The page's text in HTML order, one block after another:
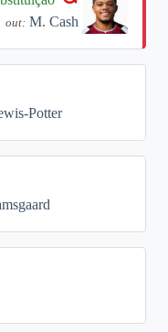
out: M. Cash
Potter